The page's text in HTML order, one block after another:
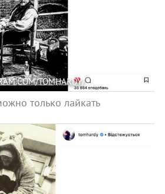
TOMHARDY/
только лайкать